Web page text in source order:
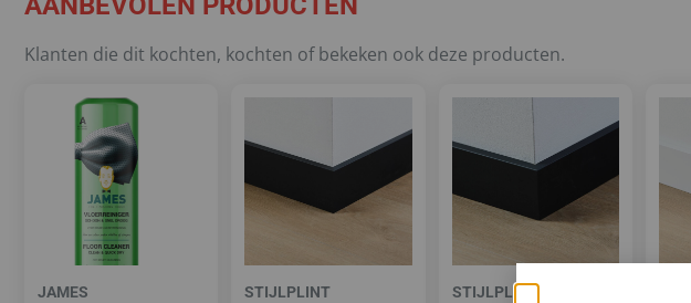
Klanten die dit kochten, kochten of bekeken ook deze producten.
JAMES
STIJLPLINT
STIJLPLINT